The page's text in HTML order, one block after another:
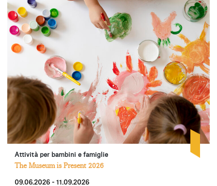
Attività per bambini e famiglie
The Museum is Present 2026
09.06.2026 - 11.09.2026